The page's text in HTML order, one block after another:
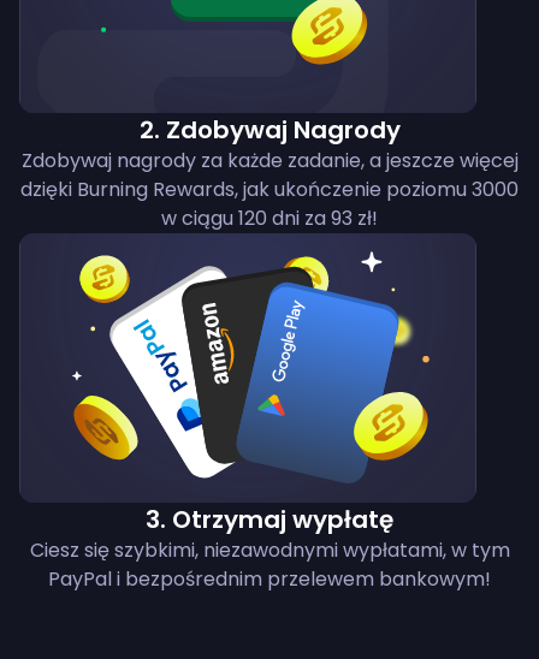
2. Zdobywaj Nagrody
Zdobywaj nagrody za każde zadanie, a jeszcze więcej
dzięki Burning Rewards, jak ukończenie poziomu 3000
w ciągu 120 dni za 93 zł!
3. Otrzymaj wypłatę
Ciesz się szybkimi, niezawodnymi wypłatami, w tym
PayPal i bezpośrednim przelewem bankowym!